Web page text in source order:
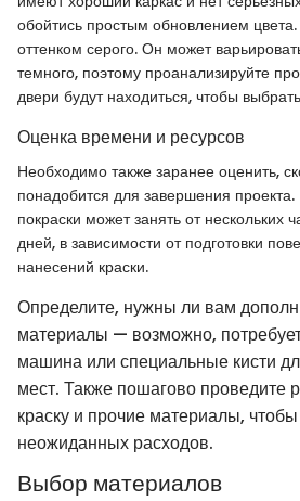
обойтись простым обновлением
оттенком серого. Он может
темного, поэтому проанализируйте
двери будут находиться, чтобы
Оценка времени и ресурсов
Необходимо также заранее оценить,
понадобится для завершения
покраски может занять от нескольких
дней, в зависимости от подготовки
нанесений краски.
Определите, нужны ли вам
материалы — возможно,
машина или специальные кисти
мест. Также пошагово проведите
краску и прочие материалы,
неожиданных расходов.
Выбор материалов